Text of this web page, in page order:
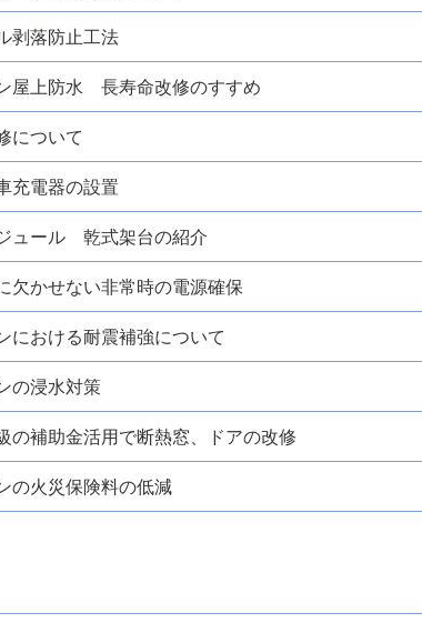
剥落防止工法
屋上防水 長寿命改修のすすめ
について
充電器の設置
ュール 乾式架台の紹介
欠かせない非常時の電源確保
における耐震補強について
の浸水対策
の補助金活用で断熱窓、ドアの改修
の火災保険料の低減